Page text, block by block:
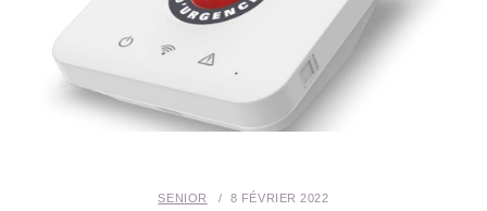
MÉDECINE DOUCE
BIEN-ÊTRE
SANTÉ BUCCO-DENTAIRE
SENIOR 8 FÉVRIER 2022